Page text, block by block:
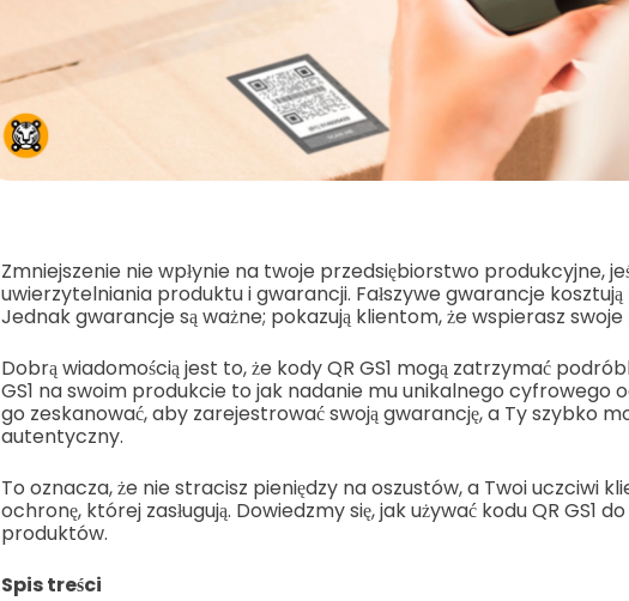
Zmniejszenie nie wpłynie na twoje przedsiębiorstwo produkcyjne,
uwierzytelniania produktu i gwarancji. Fałszywe gwarancje
Jednak gwarancje są ważne; pokazują klientom, że wspierasz
Dobrą wiadomością jest to, że kody QR GS1 mogą zatrzymać
GS1 na swoim produkcie to jak nadanie mu unikalnego cyfrowego
go zeskanować, aby zarejestrować swoją gwarancję, a Ty szybko
autentyczny.
To oznacza, że nie stracisz pieniędzy na oszustów, a Twoi uczciwi
ochronę, której zasługują. Dowiedzmy się, jak używać kodu QR GS1
produktów.
Spis treści